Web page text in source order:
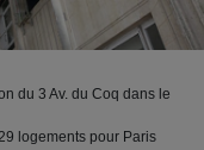
du 3 Av. du Coq dans le
logements pour Paris